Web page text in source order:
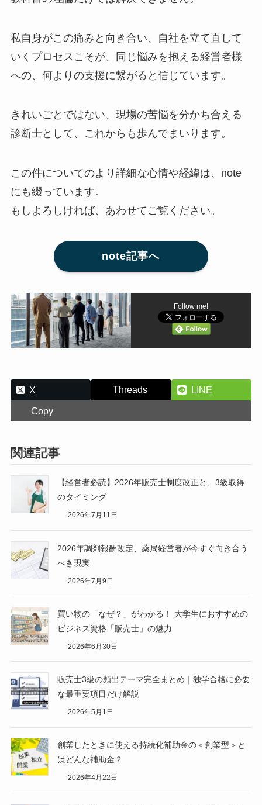
私自身がこの痛みと向き合い、自社を立て直して
いくプロセスこそが、同じ悩みを抱える経営者様
への、何よりの支援に繋がると信じています。
きれいごとではない、現場の苦悩を分かち合える
診断士として、これからも歩んでまいります。
この件についてのより詳細な心情や経緯は、note
にも綴っています。
もしよろしければ、あわせてご覧ください。
note記事へ
Follow me!
X Threads
LINE
Copy
関連記事
【経営者必読】2026年販売士制度改正と、3級取得
のタイミング
2026年7月11日
2026年調剤報酬改定、薬局経営者が今すぐ向き合う
べき現実
2026年7月9日
買い物の「なぜ？」がわかる！ 大学生におすすめの
ビジネス資格「販売士」の魅力
2026年6月30日
販売士3級の頻出テーマ完全まとめ｜独学合格に必要
な最重要項目だけ解説
2026年5月1日
創業したときに使える持続化補助金の＜創業型＞と
はどんな補助金？
2026年4月22日